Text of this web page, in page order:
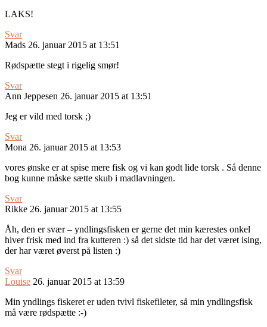
LAKS!
Svar
Mads 26. januar 2015 at 13:51
Rødspætte stegt i rigelig smør!
Svar
Ann Jeppesen 26. januar 2015 at 13:51
Jeg er vild med torsk ;)
Svar
Mona 26. januar 2015 at 13:53
vores ønske er at spise mere fisk og vi kan godt lide torsk . Så denne
bog kunne måske sætte skub i madlavningen.
Svar
Rikke 26. januar 2015 at 13:55
Åh, den er svær – yndlingsfisken er gerne det min kærestes onkel
hiver frisk med ind fra kutteren :) så det sidste tid har det været ising,
der har været øverst på listen :)
Svar
Louise 26. januar 2015 at 13:59
Min yndlings fiskeret er uden tvivl fiskefileter, så min yndlingsfisk
må være rødspætte :-)